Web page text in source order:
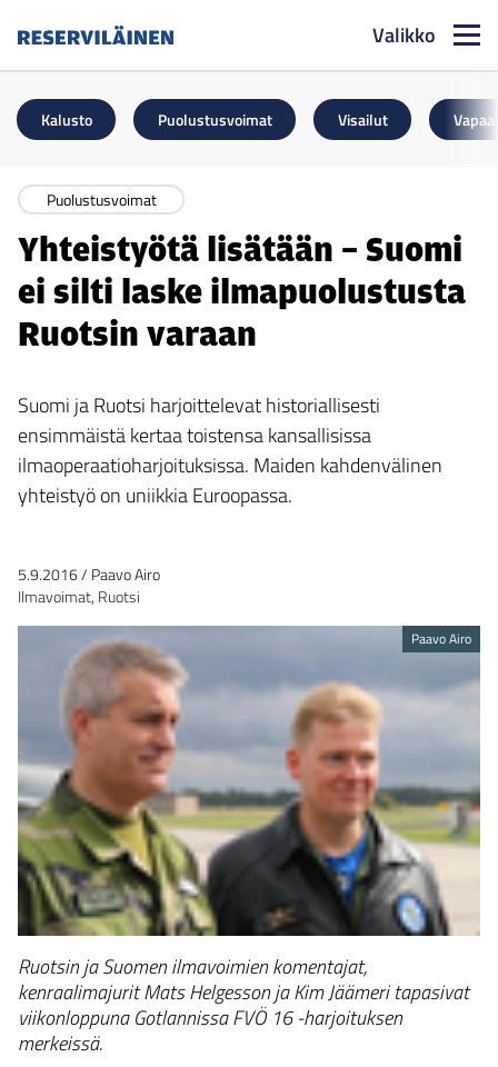
Valikko
Kalusto Puolustusvoimat Visailut
Puolustusvoimat
Yhteistyötä lisätään – Suomi
ei silti laske ilmapuolustusta
Ruotsin varaan
Suomi ja Ruotsi harjoittelevat historiallisesti
ensimmäistä kertaa toistensa kansallisissa
ilmaoperaatioharjoituksissa. Maiden kahdenvälinen
yhteistyö on uniikkia Euroopassa.
5.9.2016/ Paavo Airo
Ilmavoimat, Ruotsi
Paavo Airo
Ruotsin ja Suomen ilmavoimien komentajat,
kenraalimajurit Mats Helgesson ja Kim Jäämeri tapasivat
viikonloppuna Gotlannissa FVÖ 16 -harjoituksen
merkeissä.